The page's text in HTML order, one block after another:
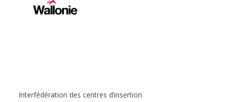
Interfédération des centres d’insertion